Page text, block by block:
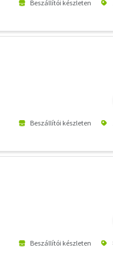
Beszállítói készleten
Beszállítói készleten
Beszállítói készleten